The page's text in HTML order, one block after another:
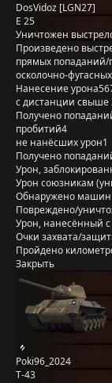
DosVidoz [LGN27]
E 25
Уничтожен
Произведено
прямых попаданий/
осколочно-
Нанесение урона
с дистанции свыше
Получено
пробитий4
не нанёсших урон1
Получено
Урон,
Урон союзникам
Обнаружено машин
Повреждено/
Урон, нанесённый
Очки захвата/
Пройдено
Закрыть
Poki96_2024
Т-43